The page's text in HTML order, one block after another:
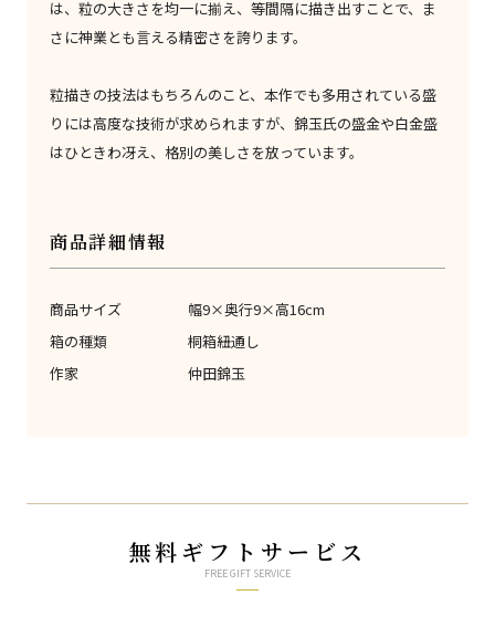
は、粒の大きさを均一に揃え、等間隔に描き出すことで、ま
さに神業とも言える精密さを誇ります。
粒描きの技法はもちろんのこと、本作でも多用されている盛
りには高度な技術が求められますが、錦玉氏の盛金や白金盛
はひときわ冴え、格別の美しさを放っています。
商品詳細情報
商品サイズ
幅9×奥行9×高16cm
箱の種類
桐箱紐通し
作家
仲田錦玉
無料ギフトサービス
FREE GIFT SERVICE